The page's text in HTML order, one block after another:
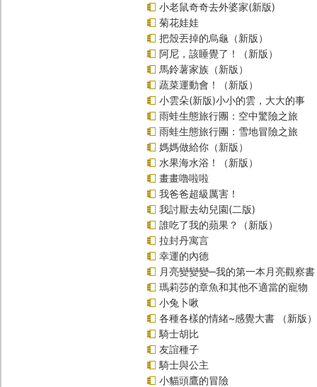
小老鼠奇奇去外婆家(新版)
菊花娃娃
把殼丟掉的烏龜（新版）
阿尼，該睡覺了！（新版）
馬鈴薯家族（新版）
蔬菜運動會！（新版）
小雲朵(新版)小小的雲，大大的事
雨蛙生態旅行團：空中驚險之旅
雨蛙生態旅行團：雪地冒險之旅
媽媽做給你（新版）
水果海水浴！（新版）
畫畫嚕啦啦
我爸爸超級厲害！
我討厭去幼兒園(二版)
誰吃了我的蘋果？（新版）
拉封丹寓言
幸運的內德
月亮變變變─我的第一本月亮觀察書
瑪莉莎的章魚和其他不適當的寵物
小兔卜啾
各種各樣的情緒~感覺大書 （新版）
騎士胡比
友誼種子
騎士與公主
小貓頭鷹的冒險